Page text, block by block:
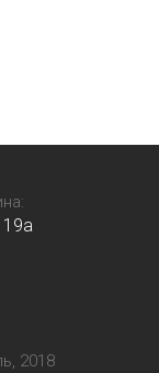
19a
2018